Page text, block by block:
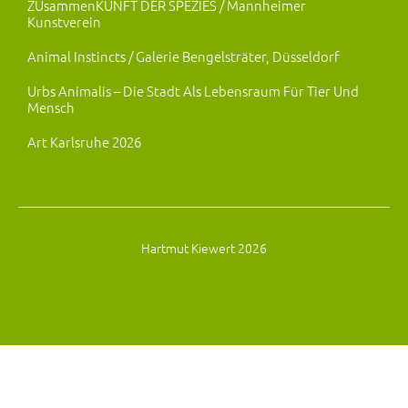
ZUsammenKUNFT DER SPEZIES / Mannheimer
Kunstverein
Animal Instincts / Galerie Bengelsträter, Düsseldorf
Urbs Animalis – Die Stadt Als Lebensraum Für Tier Und
Mensch
Art Karlsruhe 2026
Hartmut Kiewert 2026